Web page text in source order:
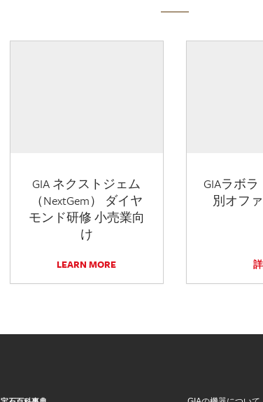
GIA ネクストジェム
（NextGem） ダイヤ
モンド研修 小売業向
け
LEARN MORE
GIAラボ
別オフ